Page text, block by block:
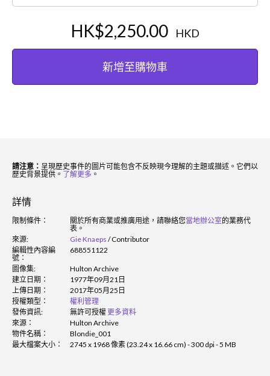
HK$2,250.00 HKD
新增至購物車
請注意： 呈現歷史事件的圖片可能包含不反映現今理解的主題或描述。它們以
歷史背景提供。 了解更多 。
詳情
限制條件： 關於所有商業或推廣用途，請聯絡您當地辦公室的業務代
表。
來源:
Gie Knaeps /Contributor
編輯性內容編
號：
688551122
圖像集:
Hulton Archive
建立日期：
1977年09月21日
上傳日期：
2017年05月25日
授權類型：
權利管理
發佈資訊:
無許可授權更多資料
來源：
Hulton Archive
物件名稱：
Blondie_001
最大檔案大小：
2745 x 1968 像素 (23.24 x 16.66 cm) - 300 dpi - 5 MB